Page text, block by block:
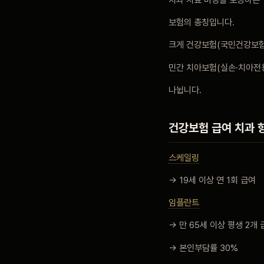
치과 백과사전
자주 묻는 질문
회원가입 / 로그인
보험의 총칭입니다.
크게 건강보험(국민건강보
민간 치아보험(실손·치아전
나뉩니다.
건강보험 급여 치과
스케일링
→ 19세 이상 연 1회 급여
임플란트
→ 만 65세 이상 평생 2개
→ 본인부담률 30%